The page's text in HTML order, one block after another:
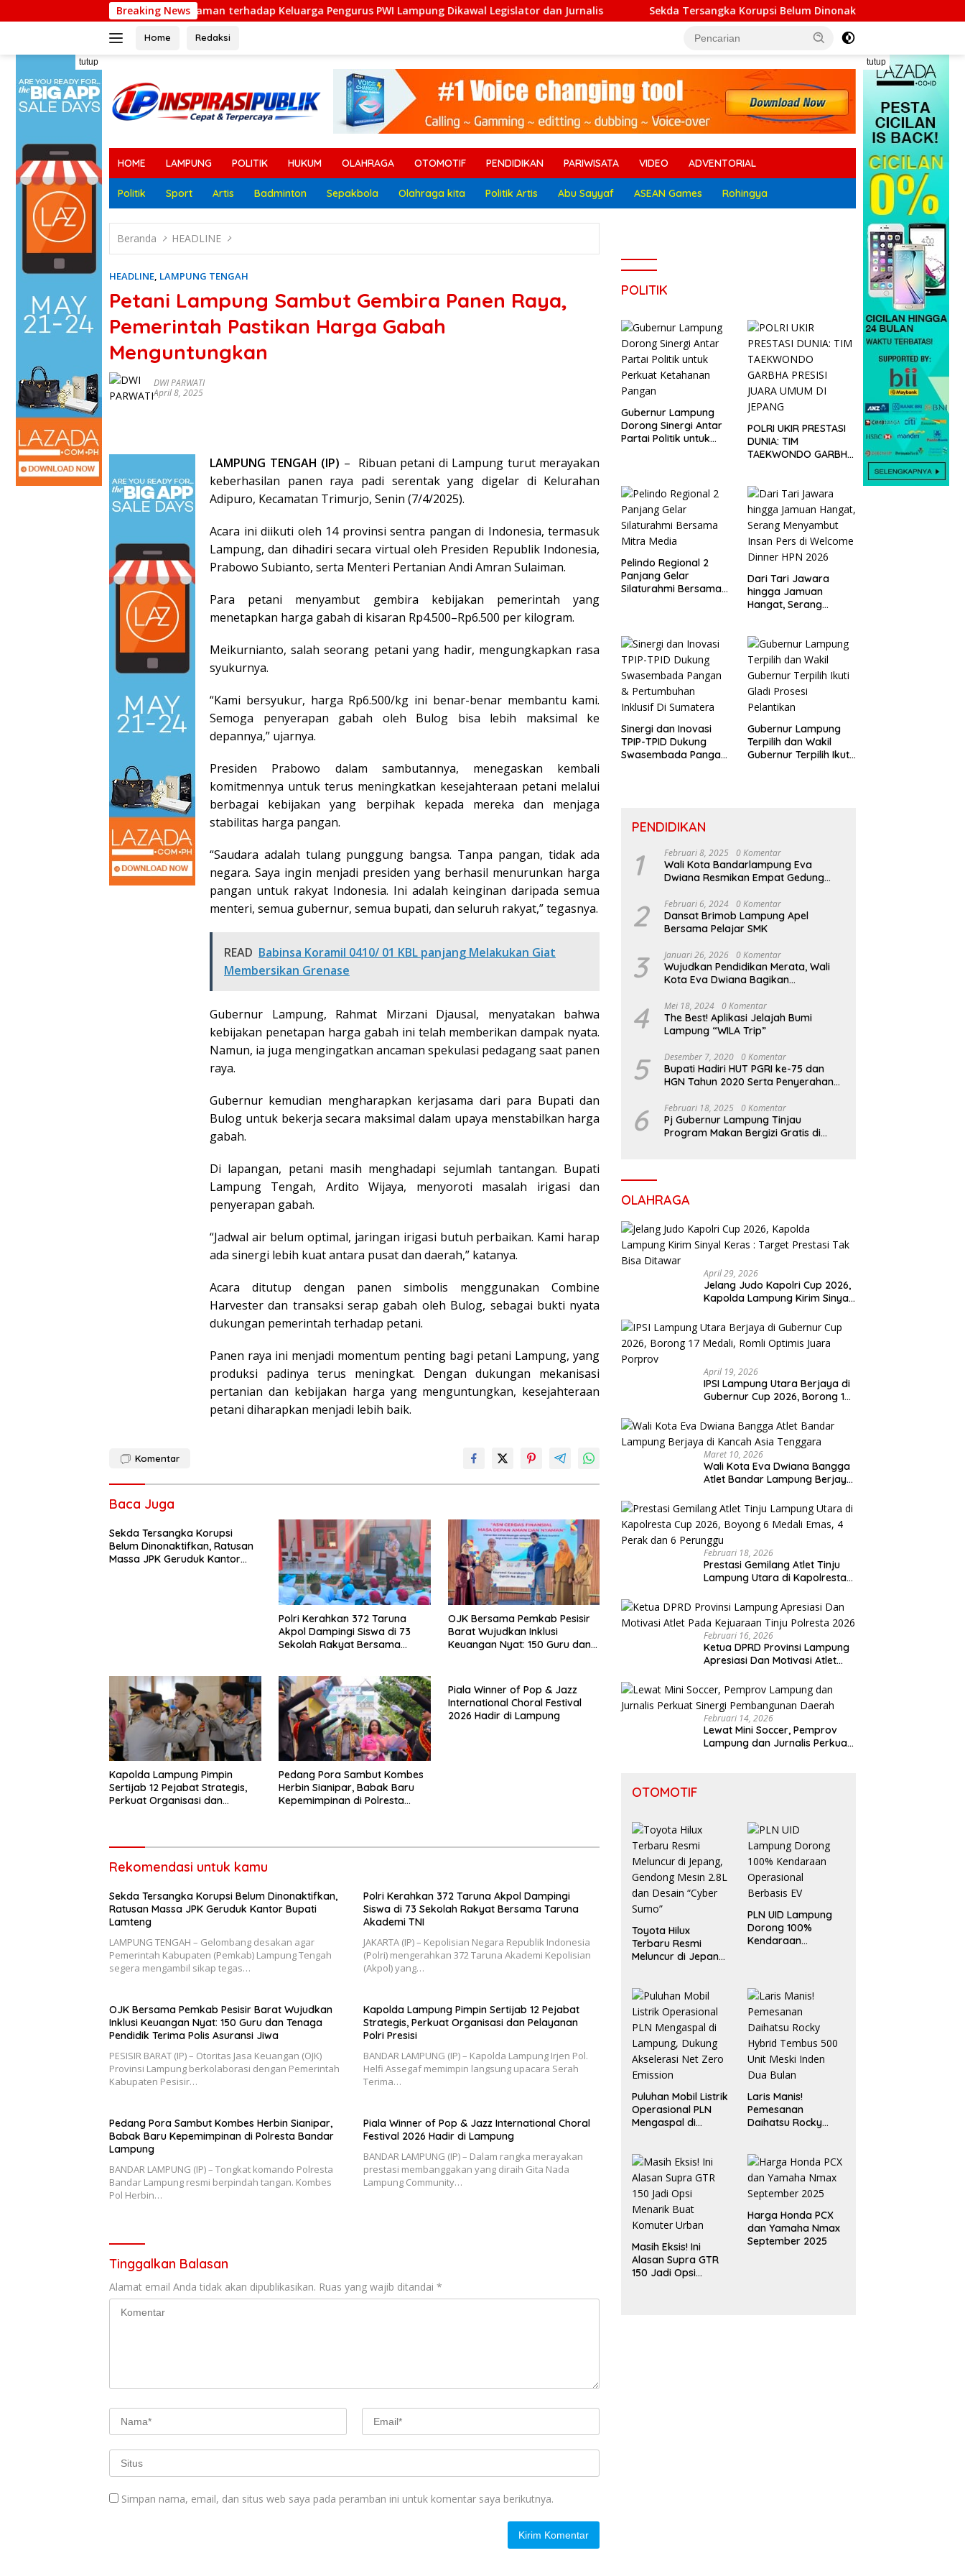
ke
Breaking News
Dugaan Ancaman terhadap Keluarga Pengurus PWI Lampung Dikawal Legislator dan Jurnalis Sekda Tersangka Korupsi Belum Dinonaktifkan, Ratusan Massa JPK Geruduk
Home Redaksi
tutup tutup
HOME LAMPUNG POLITIK HUKUM OLAHRAGA OTOMOTIF PENDIDIKAN PARIWISATA VIDEO ADVENTORIAL
Politik Sport Artis Badminton Sepakbola Olahraga kita Politik Artis Abu Sayyaf ASEAN Games Rohingya
Beranda HEADLINE
HEADLINE, LAMPUNG TENGAH
Petani Lampung Sambut Gembira Panen Raya,
Pemerintah Pastikan Harga Gabah
Menguntungkan
DWI PARWATI
April 8, 2025
LAMPUNG TENGAH (IP) – Ribuan petani di Lampung turut merayakan
keberhasilan panen raya padi serentak yang digelar di Kelurahan
Adipuro, Kecamatan Trimurjo, Senin (7/4/2025).
Acara ini diikuti oleh 14 provinsi sentra pangan di Indonesia, termasuk
Lampung, dan dihadiri secara virtual oleh Presiden Republik Indonesia,
Prabowo Subianto, serta Menteri Pertanian Andi Amran Sulaiman.
Para petani menyambut gembira kebijakan pemerintah yang
menetapkan harga gabah di kisaran Rp4.500–Rp6.500 per kilogram.
Meikurnianto, salah seorang petani yang hadir, mengungkapkan rasa
syukurnya.
“Kami bersyukur, harga Rp6.500/kg ini benar-benar membantu kami.
Semoga penyerapan gabah oleh Bulog bisa lebih maksimal ke
depannya,” ujarnya.
Presiden Prabowo dalam sambutannya, menegaskan kembali
komitmennya untuk terus meningkatkan kesejahteraan petani melalui
berbagai kebijakan yang berpihak kepada mereka dan menjaga
stabilitas harga pangan.
“Saudara adalah tulang punggung bangsa. Tanpa pangan, tidak ada
negara. Saya ingin menjadi presiden yang berhasil menurunkan harga
pangan untuk rakyat Indonesia. Ini adalah keinginan daripada semua
menteri, semua gubernur, semua bupati, dan seluruh rakyat,” tegasnya.
READ Babinsa Koramil 0410/ 01 KBL panjang Melakukan Giat
Membersikan Grenase
Gubernur Lampung, Rahmat Mirzani Djausal, menyatakan bahwa
kebijakan penetapan harga gabah ini telah memberikan dampak nyata.
Namun, ia juga mengingatkan ancaman spekulasi pedagang saat panen
raya.
Gubernur kemudian mengharapkan kerjasama dari para Bupati dan
Bulog untuk bekerja secara maksimal dalam upaya menstabilkan harga
gabah.
Di lapangan, petani masih menghadapi sejumlah tantangan. Bupati
Lampung Tengah, Ardito Wijaya, menyoroti masalah irigasi dan
penyerapan gabah.
“Jadwal air belum optimal, jaringan irigasi butuh perbaikan. Kami harap
ada sinergi lebih kuat antara pusat dan daerah,” katanya.
Acara ditutup dengan panen simbolis menggunakan Combine
Harvester dan transaksi serap gabah oleh Bulog, sebagai bukti nyata
dukungan pemerintah terhadap petani.
Panen raya ini menjadi momentum penting bagi petani Lampung, yang
produksi padinya terus meningkat. Dengan dukungan mekanisasi
pertanian dan kebijakan harga yang menguntungkan, kesejahteraan
petani diharapkan menjadi lebih baik.
Komentar
Baca Juga
Sekda Tersangka Korupsi
Belum Dinonaktifkan, Ratusan
Massa JPK Geruduk Kantor
Polri Kerahkan 372 Taruna
Akpol Dampingi Siswa di 73
Sekolah Rakyat Bersama
OJK Bersama Pemkab Pesisir
Barat Wujudkan Inklusi
Keuangan Nyat: 150 Guru dan
Kapolda Lampung Pimpin
Sertijab 12 Pejabat Strategis,
Perkuat Organisasi dan
Pedang Pora Sambut Kombes
Herbin Sianipar, Babak Baru
Kepemimpinan di Polresta
Piala Winner of Pop & Jazz
International Choral Festival
2026 Hadir di Lampung
Rekomendasi untuk kamu
Sekda Tersangka Korupsi Belum Dinonaktifkan,
Ratusan Massa JPK Geruduk Kantor Bupati
Lamteng
LAMPUNG TENGAH – Gelombang desakan agar
Pemerintah Kabupaten (Pemkab) Lampung Tengah
segera mengambil sikap tegas…
Polri Kerahkan 372 Taruna Akpol Dampingi
Siswa di 73 Sekolah Rakyat Bersama Taruna
Akademi TNI
JAKARTA (IP) – Kepolisian Negara Republik Indonesia
(Polri) mengerahkan 372 Taruna Akademi Kepolisian
(Akpol) yang…
OJK Bersama Pemkab Pesisir Barat Wujudkan
Inklusi Keuangan Nyat: 150 Guru dan Tenaga
Pendidik Terima Polis Asuransi Jiwa
PESISIR BARAT (IP) – Otoritas Jasa Keuangan (OJK)
Provinsi Lampung berkolaborasi dengan Pemerintah
Kabupaten Pesisir…
Kapolda Lampung Pimpin Sertijab 12 Pejabat
Strategis, Perkuat Organisasi dan Pelayanan
Polri Presisi
BANDAR LAMPUNG (IP) – Kapolda Lampung Irjen Pol.
Helfi Assegaf memimpin langsung upacara Serah
Terima…
Pedang Pora Sambut Kombes Herbin Sianipar,
Babak Baru Kepemimpinan di Polresta Bandar
Lampung
BANDAR LAMPUNG (IP) – Tongkat komando Polresta
Bandar Lampung resmi berpindah tangan. Kombes
Pol Herbin…
Piala Winner of Pop & Jazz International Choral
Festival 2026 Hadir di Lampung
BANDAR LAMPUNG (IP) – Dalam rangka merayakan
prestasi membanggakan yang diraih Gita Nada
Lampung Community…
Tinggalkan Balasan
Alamat email Anda tidak akan dipublikasikan. Ruas yang wajib ditandai *
Simpan nama, email, dan situs web saya pada peramban ini untuk komentar saya berikutnya.
POLITIK
Gubernur Lampung
Dorong Sinergi Antar
Partai Politik untuk
POLRI UKIR PRESTASI
DUNIA: TIM
TAEKWONDO GARBHA
Pelindo Regional 2
Panjang Gelar
Silaturahmi Bersama
Dari Tari Jawara
hingga Jamuan
Hangat, Serang
HPN 2026
Sinergi dan Inovasi
TPIP-TPID Dukung
Swasembada Pangan
Gubernur Lampung
Terpilih dan Wakil
Gubernur Terpilih Ikuti
PENDIDIKAN
1 Februari 8, 2025 0 Komentar
Wali Kota Bandarlampung Eva
Dwiana Resmikan Empat Gedung
2 Februari 6, 2024 0 Komentar
Dansat Brimob Lampung Apel
Bersama Pelajar SMK
3 Januari 26, 2026 0 Komentar
Wujudkan Pendidikan Merata, Wali
Kota Eva Dwiana Bagikan
Siswa SD dan SMP
4 Mei 18, 2024 0 Komentar
The Best! Aplikasi Jelajah Bumi
Lampung “WILA Trip”
5 Desember 7, 2020 0 Komentar
Bupati Hadiri HUT PGRI ke-75 dan
HGN Tahun 2020 Serta Penyerahan
6 Februari 18, 2025 0 Komentar
Pj Gubernur Lampung Tinjau
Program Makan Bergizi Gratis di
OLAHRAGA
April 29, 2026
Jelang Judo Kapolri Cup 2026,
Kapolda Lampung Kirim Sinyal
Bisa Ditawar
April 19, 2026
IPSI Lampung Utara Berjaya di
Gubernur Cup 2026, Borong 17
Porprov
Maret 10, 2026
Wali Kota Eva Dwiana Bangga
Atlet Bandar Lampung Berjaya
Februari 18, 2026
Prestasi Gemilang Atlet Tinju
Lampung Utara di Kapolresta
Emas, 4 Perak dan 6 Perunggu
Februari 16, 2026
Ketua DPRD Provinsi Lampung
Apresiasi Dan Motivasi Atlet
2026
Februari 14, 2026
Lewat Mini Soccer, Pemprov
Lampung dan Jurnalis Perkuat
OTOMOTIF
Toyota Hilux
Terbaru Resmi
Meluncur di Jepang,
Sumo”
PLN UID Lampung
Dorong 100%
Kendaraan
Puluhan Mobil Listrik
Operasional PLN
Mengaspal di
Emission
Laris Manis!
Pemesanan
Daihatsu Rocky
Dua Bulan
Masih Eksis! Ini
Alasan Supra GTR
150 Jadi Opsi
Harga Honda PCX
dan Yamaha Nmax
September 2025